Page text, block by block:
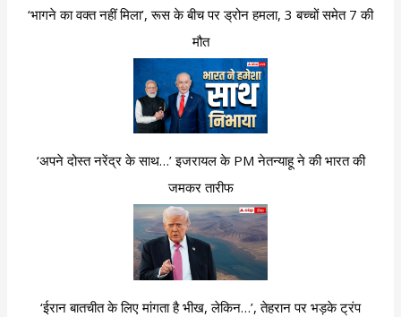
‘भागने का वक्त नहीं मिला’, रूस के बीच पर ड्रोन हमला, 3 बच्चों समेत 7 की
मौत
‘अपने दोस्त नरेंद्र के साथ…’ इजरायल के PM नेतन्याहू ने की भारत की
जमकर तारीफ
‘ईरान बातचीत के लिए मांगता है भीख, लेकिन…’, तेहरान पर भड़के ट्रंप